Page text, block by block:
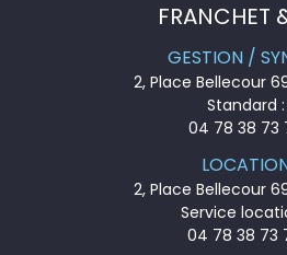
FRANCHET
GESTION /
2, Place Bellecour
Standard :
04 78 38 73
2, Place Bellecour
Service
04 78 38 73